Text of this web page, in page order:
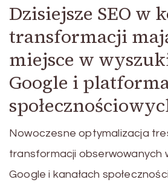
Dzisiejsze SEO w
transformacji
miejsce w
Google i
Nowoczesne optymalizacja
transformacji obserwowanych
Google i kanałach